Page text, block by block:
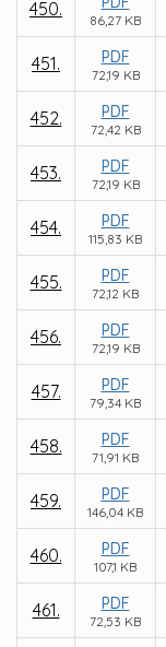
450.
86,27 KB
451. PDF
72,19 KB
452. PDF
72,42 KB
453. PDF
72,19 KB
454. PDF
115,83 KB
455. PDF
72,12 KB
456. PDF
72,19 KB
457. PDF
79,34 KB
458. PDF
71,91 KB
459. PDF
146,04 KB
460. PDF
107,1 KB
461. PDF
72,53 KB